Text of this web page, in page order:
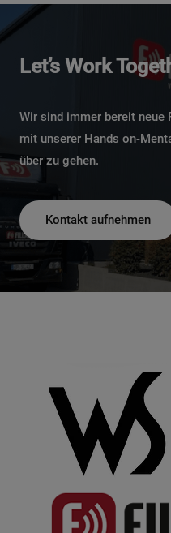
Let’s Work
Wir sind immer bereit neue
mit unserer Hands on-
über zu gehen.
Kontakt aufnehmen